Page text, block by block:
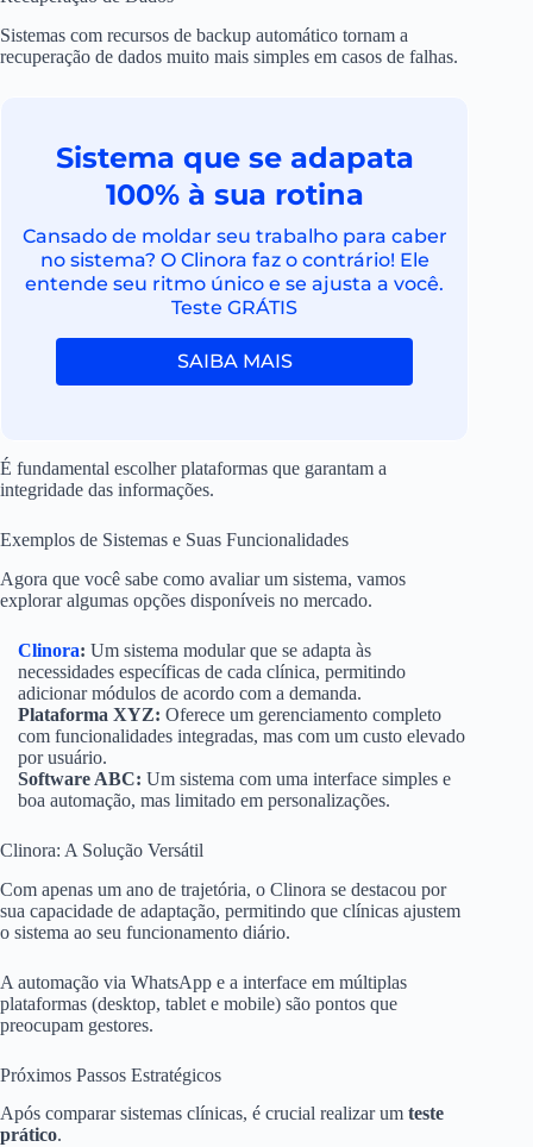
Sistemas com recursos de backup automático tornam a
recuperação de dados muito mais simples em casos de falhas.
Sistema que se adapata
100% à sua rotina
Cansado de moldar seu trabalho para caber
no sistema? O Clinora faz o contrário! Ele
entende seu ritmo único e se ajusta a você.
Teste GRÁTIS
SAIBA MAIS
É fundamental escolher plataformas que garantam a
integridade das informações.
Exemplos de Sistemas e Suas Funcionalidades
Agora que você sabe como avaliar um sistema, vamos
explorar algumas opções disponíveis no mercado.
Clinora: Um sistema modular que se adapta às
necessidades específicas de cada clínica, permitindo
adicionar módulos de acordo com a demanda.
Plataforma XYZ: Oferece um gerenciamento completo
com funcionalidades integradas, mas com um custo elevado
por usuário.
Software ABC: Um sistema com uma interface simples e
boa automação, mas limitado em personalizações.
Clinora: A Solução Versátil
Com apenas um ano de trajetória, o Clinora se destacou por
sua capacidade de adaptação, permitindo que clínicas ajustem
o sistema ao seu funcionamento diário.
A automação via WhatsApp e a interface em múltiplas
plataformas (desktop, tablet e mobile) são pontos que
preocupam gestores.
Próximos Passos Estratégicos
Após comparar sistemas clínicas, é crucial realizar um teste
prático.